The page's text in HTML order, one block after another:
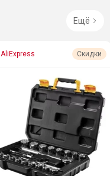
Ещё
AliExpress Скидки